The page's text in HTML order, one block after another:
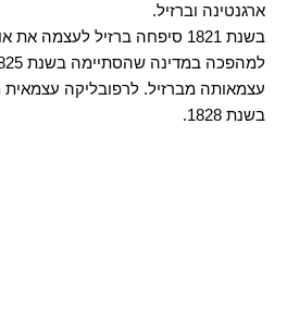
ארגנטינה וברזיל.
בשנת 1821 סיפחה ברזיל לעצמה
עצמאותה מברזיל. לרפובליקה עצמאית
בשנת 1828.